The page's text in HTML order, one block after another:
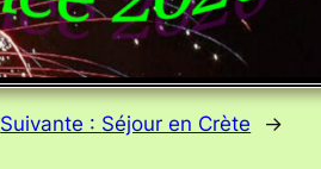
Suivante : Séjour en Crète →